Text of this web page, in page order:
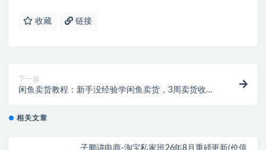
收藏 链接
下一篇
闲鱼卖货教程：新手没经验学闲鱼卖货，3周卖货收入2
相关文章